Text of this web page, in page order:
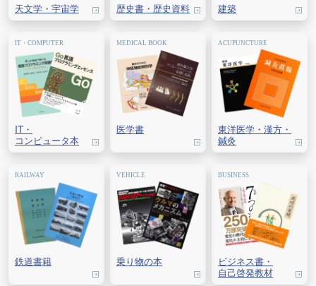
天文学・ 宇宙学 歴史書・ 歴史資料 建築
IT・
コンピュータ本
医学書 東洋医学・ 漢方・
鍼灸
鉄道書籍 乗り物の本
ビジネス書・
自己啓発教材